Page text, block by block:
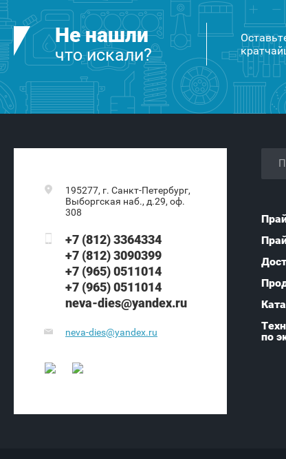
Не нашли
что искали?
195277, г. Санкт-Петербург,
Выборгская наб., д.29, оф.
308
+7 (812) 3364334
+7 (812) 3090399
+7 (965) 0511014
+7 (965) 0511014
neva-dies@yandex.ru
neva-dies@yandex.ru
по